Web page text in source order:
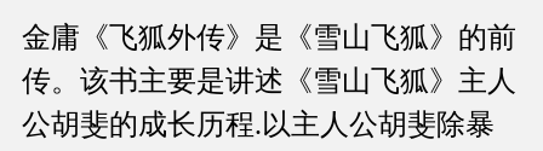
金庸《飞狐外传》是《雪山飞狐》的前
传。该书主要是讲述《雪山飞狐》主人
公胡斐的成长历程.以主人公胡斐除暴